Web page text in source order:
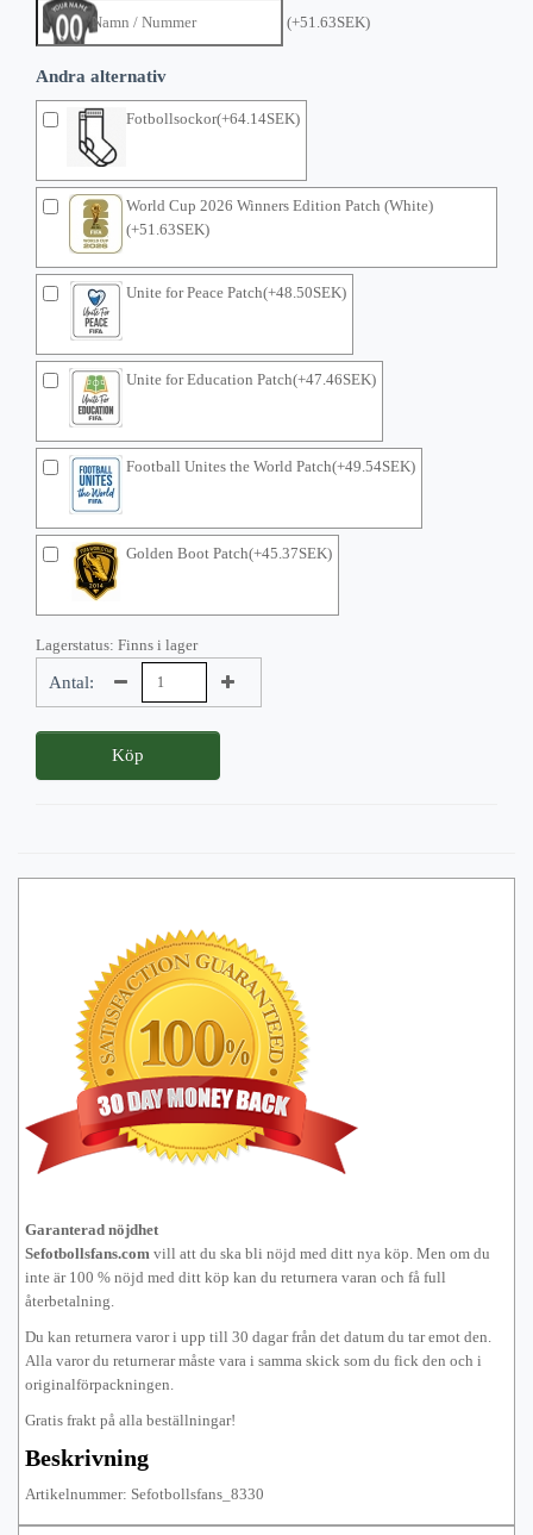
(+51.63SEK)
Andra alternativ
Fotbollsockor(+64.14SEK)
World Cup 2026 Winners Edition Patch (White)
(+51.63SEK)
Unite for Peace Patch(+48.50SEK)
Unite for Education Patch(+47.46SEK)
Football Unites the World Patch(+49.54SEK)
Golden Boot Patch(+45.37SEK)
Lagerstatus: Finns i lager
Antal:
Köp
Garanterad nöjdhet
Sefotbollsfans.com vill att du ska bli nöjd med ditt nya köp. Men om du
inte är 100 % nöjd med ditt köp kan du returnera varan och få full
återbetalning.
Du kan returnera varor i upp till 30 dagar från det datum du tar emot den.
Alla varor du returnerar måste vara i samma skick som du fick den och i
originalförpackningen.
Gratis frakt på alla beställningar!
Beskrivning
Artikelnummer: Sefotbollsfans_8330